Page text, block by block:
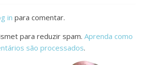
in para comentar.
para reduzir spam.Aprenda como
são processados.